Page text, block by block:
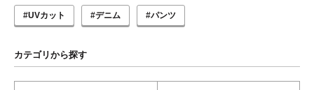
#UVカット #デニム #パンツ
カテゴリから探す